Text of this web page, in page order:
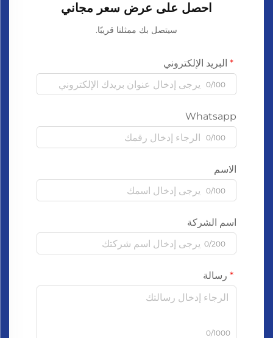
احصل على عرض سعر مجاني
سيتصل بك ممثلنا قريبًا.
البريد الإلكتروني
0/100
Whatsapp
0/100
الاسم
0/100
اسم الشركة
0/200
رسالة
0/1000